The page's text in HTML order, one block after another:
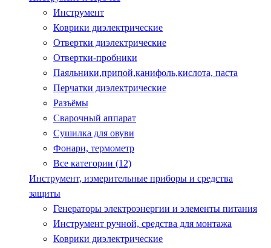
Инструмент
Коврики диэлектрические
Отвертки диэлектрические
Отвертки-пробники
Паяльники,припой,канифоль,кислота, паста
Перчатки диэлектрические
Разъёмы
Сварочный аппарат
Сушилка для овуви
Фонари, термометр
Все категории (12)
Инструмент, измерительные приборы и средства
защиты
Генераторы электроэнергии и элементы питания
Инструмент ручной, средства для монтажа
Коврики диэлектрические